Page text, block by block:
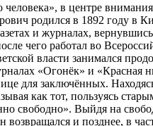
в центре
родился в 1892 году в
и журналах,
чего работал во
власти занимался
«Огонёк» и
для заключённых.
как тот, пользуясь
Выйдя на
и позднее, в